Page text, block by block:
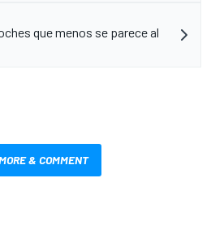
que menos se parece al
& COMMENT